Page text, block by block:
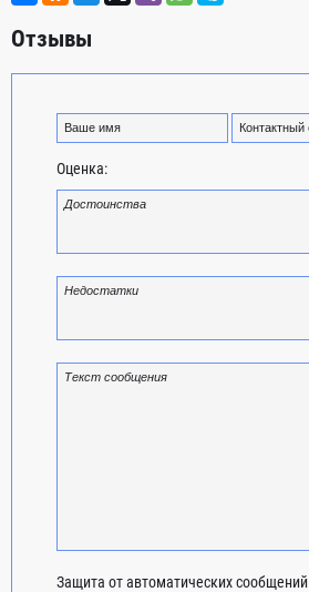
Отзывы
Оценка:
Защита от автоматических сообщений